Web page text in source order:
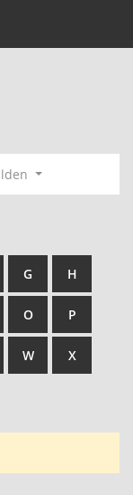
G H
O P
W X